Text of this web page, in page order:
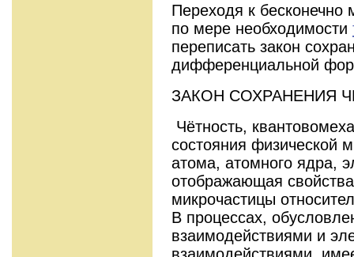
Переходя к
по мере необходимости
переписать закон
дифференциальной
ЗАКОН СОХРАНЕНИЯ
Чётность,
состояния физической
атома, атомного ядра,
отображающая
микрочастицы
В процессах,
взаимодействиями и
взаимодействиями,